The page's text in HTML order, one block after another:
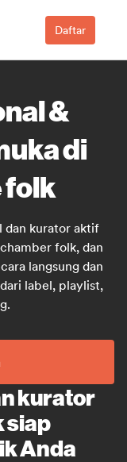
Daftar
&
di
folk
dan kurator aktif
folk, dan
langsung dan
label, playlist,
kurator
siap
Anda